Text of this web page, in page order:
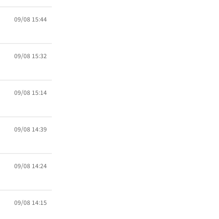
09/08 15:44
09/08 15:32
09/08 15:14
09/08 14:39
09/08 14:24
09/08 14:15